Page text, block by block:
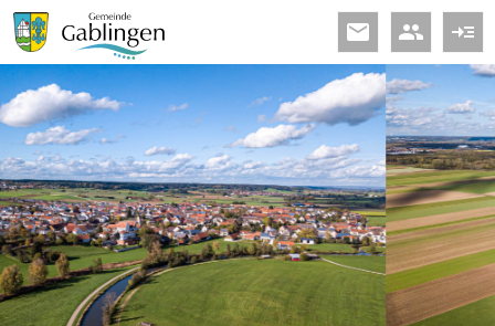
read_more
people
email